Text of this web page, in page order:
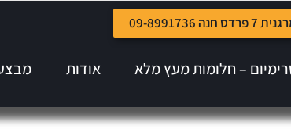
7 פרדס חנה 09-8991736
– חלומות מעץ מלא אודות